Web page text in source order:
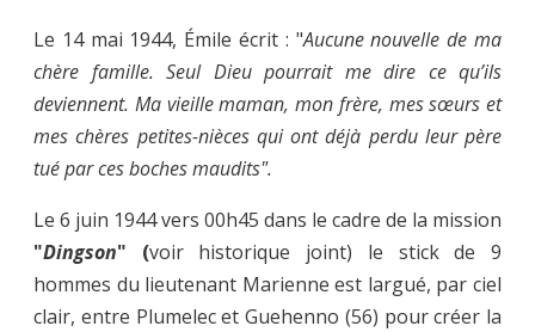
Le 14 mai 1944, Émile écrit : "Aucune nouvelle de ma
chère famille. Seul Dieu pourrait me dire ce qu’ils
deviennent. Ma vieille maman, mon frère, mes sœurs et
mes chères petites-nièces qui ont déjà perdu leur père
tué par ces boches maudits".
Le 6 juin 1944 vers 00h45 dans le cadre de la mission
"Dingson" (voir historique joint) le stick de 9
hommes du lieutenant Marienne est largué, par ciel
clair, entre Plumelec et Guehenno (56) pour créer la